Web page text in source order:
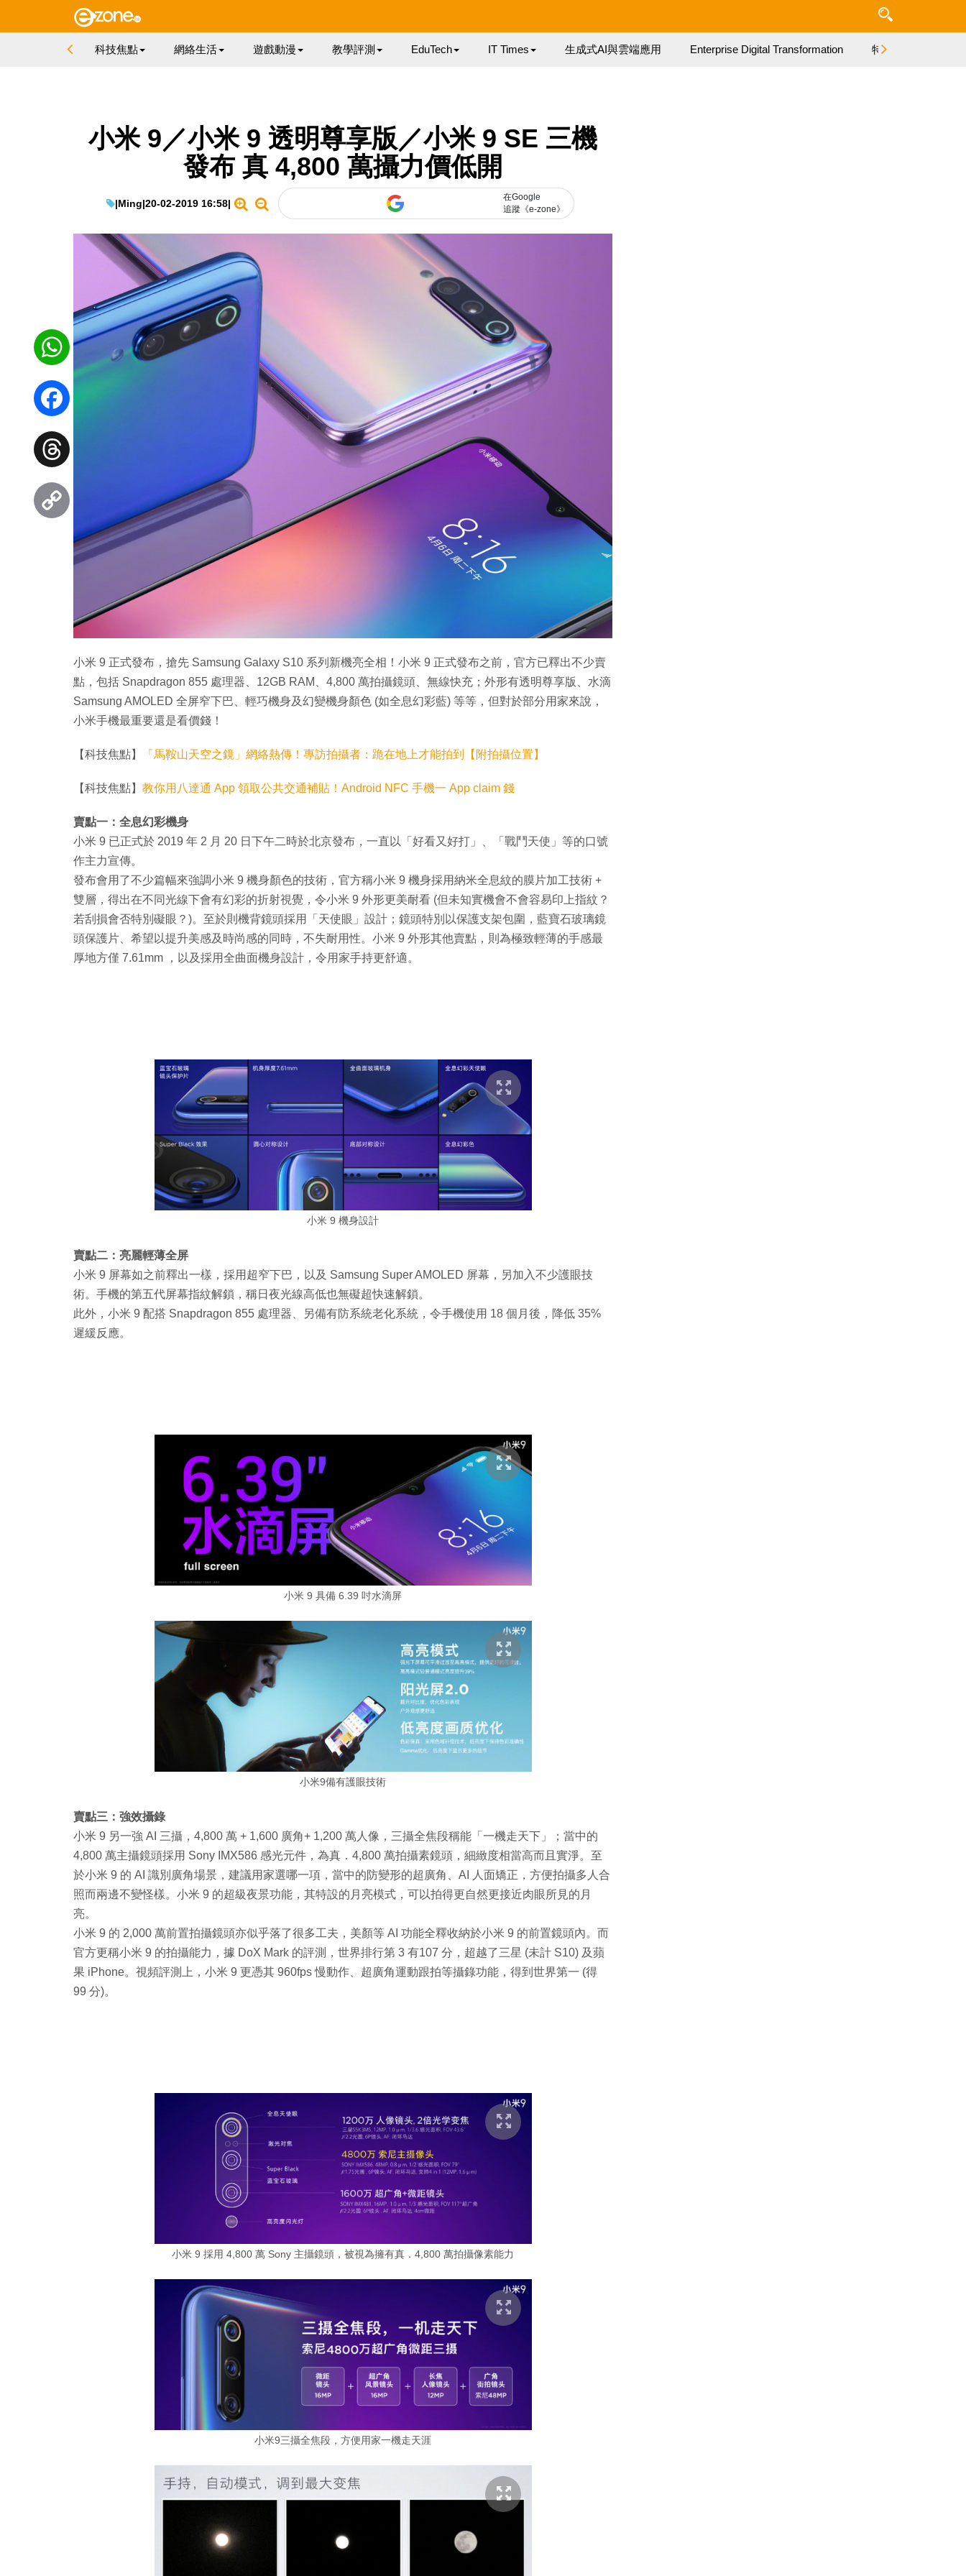
科技焦點 網絡生活 遊戲動漫 教學評測 EduTech IT Times 生成式AI與雲端應用 Enterprise Digital Transformation 特集
小米 9／小米 9 透明尊享版／小米 9 SE 三機
發布 真 4,800 萬攝力價低開
|Ming|20-02-2019 16:58|
在Google
追蹤《e-zone》
小米 9 正式發布，搶先 Samsung Galaxy S10 系列新機亮全相！小米 9 正式發布之前，官方已釋出不少賣
點，包括 Snapdragon 855 處理器、12GB RAM、4,800 萬拍攝鏡頭、無線快充；外形有透明尊享版、水滴
Samsung AMOLED 全屏窄下巴、輕巧機身及幻變機身顏色 (如全息幻彩藍) 等等，但對於部分用家來說，
小米手機最重要還是看價錢！
【科技焦點】 「馬鞍山天空之鏡」網絡熱傳！專訪拍攝者：跪在地上才能拍到【附拍攝位置】
【科技焦點】 教你用八達通 App 領取公共交通補貼！Android NFC 手機一 App claim 錢
賣點一：全息幻彩機身
小米 9 已正式於 2019 年 2 月 20 日下午二時於北京發布，一直以「好看又好打」、「戰鬥天使」等的口號
作主力宣傳。
發布會用了不少篇幅來強調小米 9 機身顏色的技術，官方稱小米 9 機身採用納米全息紋的膜片加工技術 +
雙層，得出在不同光線下會有幻彩的折射視覺，令小米 9 外形更美耐看 (但未知實機會不會容易印上指紋？
若刮損會否特別礙眼？)。至於則機背鏡頭採用「天使眼」設計；鏡頭特別以保護支架包圍，藍寶石玻璃鏡
頭保護片、希望以提升美感及時尚感的同時，不失耐用性。小米 9 外形其他賣點，則為極致輕薄的手感最
厚地方僅 7.61mm ，以及採用全曲面機身設計，令用家手持更舒適。
小米 9 機身設計
賣點二：亮麗輕薄全屏
小米 9 屏幕如之前釋出一樣，採用超窄下巴，以及 Samsung Super AMOLED 屏幕，另加入不少護眼技
術。手機的第五代屏幕指紋解鎖，稱日夜光線高低也無礙超快速解鎖。
此外，小米 9 配搭 Snapdragon 855 處理器、另備有防系統老化系統，令手機使用 18 個月後，降低 35%
遲緩反應。
小米 9 具備 6.39 吋水滴屏
小米9備有護眼技術
賣點三：強效攝錄
小米 9 另一強 AI 三攝，4,800 萬 + 1,600 廣角+ 1,200 萬人像，三攝全焦段稱能「一機走天下」；當中的
4,800 萬主攝鏡頭採用 Sony IMX586 感光元件，為真．4,800 萬拍攝素鏡頭，細緻度相當高而且實淨。至
於小米 9 的 AI 識別廣角場景，建議用家選哪一項，當中的防變形的超廣角、AI 人面矯正，方便拍攝多人合
照而兩邊不變怪樣。小米 9 的超級夜景功能，其特設的月亮模式，可以拍得更自然更接近肉眼所見的月
亮。
小米 9 的 2,000 萬前置拍攝鏡頭亦似乎落了很多工夫，美顏等 AI 功能全釋收納於小米 9 的前置鏡頭內。而
官方更稱小米 9 的拍攝能力，據 DoX Mark 的評測，世界排行第 3 有107 分，超越了三星 (未計 S10) 及蘋
果 iPhone。視頻評測上，小米 9 更憑其 960fps 慢動作、超廣角運動跟拍等攝錄功能，得到世界第一 (得
99 分)。
小米 9 採用 4,800 萬 Sony 主攝鏡頭，被視為擁有真．4,800 萬拍攝像素能力
小米9三攝全焦段，方便用家一機走天涯
WhatsApp
Facebook
Threads
Copy
Link